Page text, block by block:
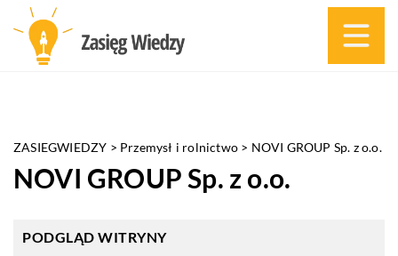
ZASIEGWIEDZY > Przemysł i rolnictwo > NOVI GROUP Sp. z o.o.
NOVI GROUP Sp. z o.o.
PODGLĄD WITRYNY